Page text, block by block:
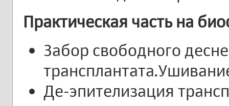
Практическая часть на
Забор свободного
Де-эпителизация